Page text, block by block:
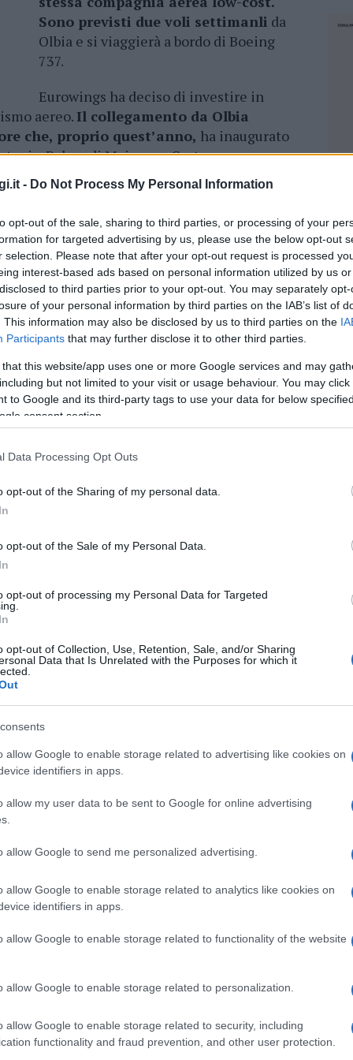
- Do Not Process My Personal Information
opt-out of the sale, sharing to third parties, or processing of your
for targeted advertising by us, please use the below opt-out
selection. Please note that after your opt-out request is processed
interest-based ads based on personal information utilized by us
to third parties prior to your opt-out. You may separately
of your personal information by third parties on the IAB’s list of
This information may also be disclosed by us to third parties on the
Participants that may further disclose it to other third parties.
that this website/app uses one or more Google services and may
but not limited to your visit or usage behaviour. You may
to Google and its third-party tags to use your data for below
consent section.
Data Processing Opt Outs
opt-out of the Sharing of my personal data.
opt-out of the Sale of my Personal Data.
opt-out of processing my Personal Data for Targeted
opt-out of Collection, Use, Retention, Sale, and/or Sharing
Data that Is Unrelated with the Purposes for which it
allow Google to enable storage related to advertising like cookies on
identifiers in apps.
allow my user data to be sent to Google for online advertising
allow Google to send me personalized advertising.
allow Google to enable storage related to analytics like cookies on
identifiers in apps.
allow Google to enable storage related to functionality of the website
allow Google to enable storage related to personalization.
allow Google to enable storage related to security, including
functionality and fraud prevention, and other user protection.
Sono previsti due voli settimanli da
Olbia e si viaggierà a bordo di Boeing
737.
Eurowings ha deciso di investire in
aereo. Il collegamento da Olbia
che, proprio quest’anno, ha inaugurato
Palma di Maiorca e Creta.
cliccandoqui
nella sezioneLogindal menù del sito o
i tuoi video e le tue foto
+39 345 356 7512
di GalluraOggi.it
news da
Prossimo articolo